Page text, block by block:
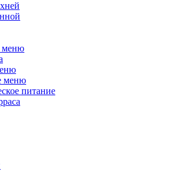
меню
меню
питание